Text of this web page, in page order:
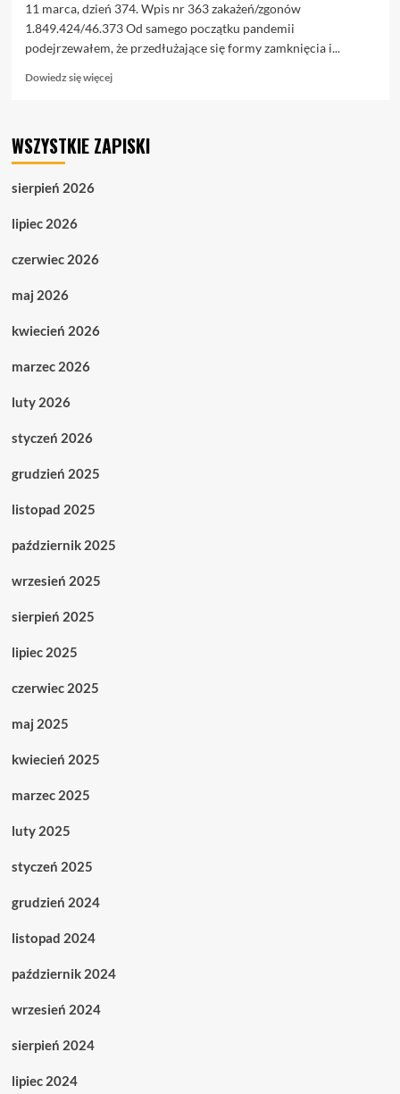
11 marca, dzień 374. Wpis nr 363 zakażeń/zgonów
1.849.424/46.373 Od samego początku pandemii
podejrzewałem, że przedłużające się formy zamknięcia i...
Dowiedz się więcejDowiedz
11.03.
WSZYSTKIE ZAPISKI
sierpień 2026
lipiec 2026
czerwiec 2026
maj 2026
kwiecień 2026
marzec 2026
luty 2026
styczeń 2026
grudzień 2025
listopad 2025
październik 2025
wrzesień 2025
sierpień 2025
lipiec 2025
czerwiec 2025
maj 2025
kwiecień 2025
marzec 2025
luty 2025
styczeń 2025
grudzień 2024
listopad 2024
październik 2024
wrzesień 2024
sierpień 2024
lipiec 2024